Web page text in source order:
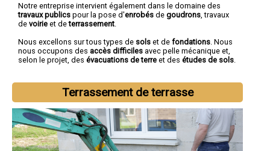
Notre entreprise intervient également dans le domaine des
travaux publics pour la pose d'enrobés de goudrons , travaux
de voirie et deterrassement
Nous excellons sur tous types de sols et de fondations . Nous
nous occupons des accès difficiles avec pelle mécanique et,
selon le projet, des évacuations de terre et des études de sols
Terrassement de terrasse